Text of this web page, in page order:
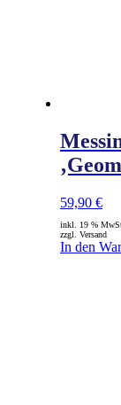
59,90 €
inkl. 19 %
zzgl. Versand
In den